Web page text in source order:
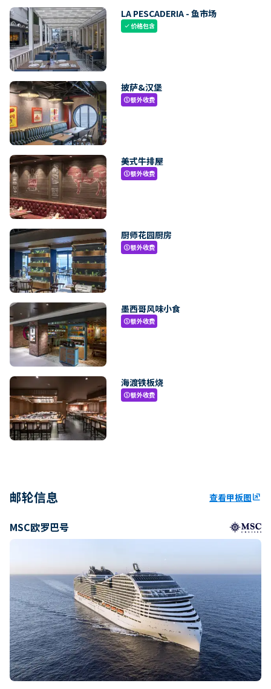
LA PESCADERIA - 鱼市场
check价格包含
披萨&汉堡
paid额外收费
美式牛排屋
paid额外收费
厨师花园厨房
paid额外收费
墨西哥风味小食
paid额外收费
海渡铁板烧
paid额外收费
邮轮信息 查看甲板图ungroup
MSC欧罗巴号